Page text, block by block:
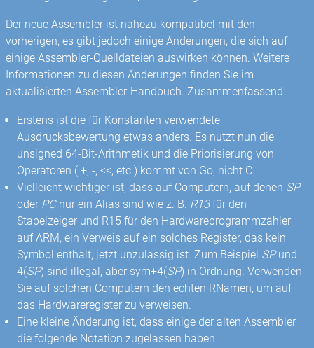
Der neue Assembler ist nahezu kompatibel mit den
vorherigen, es gibt jedoch einige Änderungen, die sich auf
einige Assembler-Quelldateien auswirken können. Weitere
Informationen zu diesen Änderungen finden Sie im
aktualisierten Assembler-Handbuch. Zusammenfassend:
Erstens ist die für Konstanten verwendete
Ausdrucksbewertung etwas anders. Es nutzt nun die
unsigned 64-Bit-Arithmetik und die Priorisierung von
Operatoren ( +, -, <<, etc.) kommt von Go, nicht C.
Vielleicht wichtiger ist, dass auf Computern, auf denen SP
oder PCnur ein Alias ​​sind wie z. B. R13für den
Stapelzeiger und R15 für den Hardwareprogrammzähler
auf ARM, ein Verweis auf ein solches Register, das kein
Symbol enthält, jetzt unzulässig ist. Zum Beispiel SPund
4(SP) sind illegal, aber sym+4(SP) in Ordnung. Verwenden
Sie auf solchen Computern den echten RNamen, um auf
das Hardwareregister zu verweisen.
Eine kleine Änderung ist, dass einige der alten Assembler
die folgende Notation zugelassen haben